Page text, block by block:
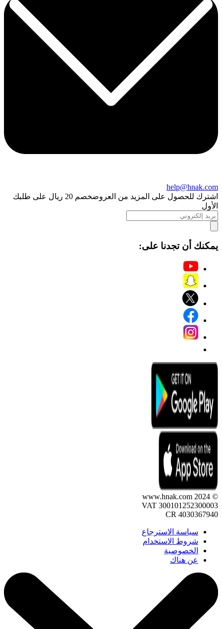
help@hnak.com
اشترك للحصول على المزيد من العروض
خصم 20 ريال على طلبك
الأول
يمكنك أن تجدنا على:
© 2024 www.hnak.com
VAT 300101252300003
CR 4030367940
سياسة الاسترجاع
شروط الاستخدام
الخصوصية
عن هناك